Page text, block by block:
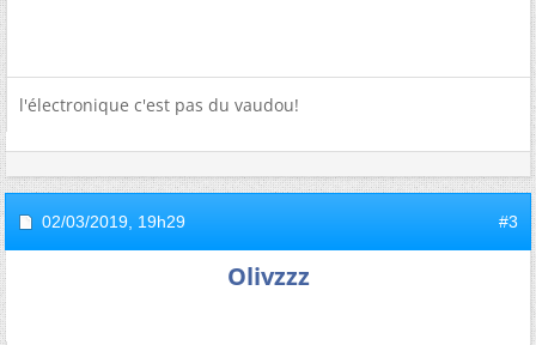
l'électronique c'est pas du vaudou!
02/03/2019, 19h29 #3
Olivzzz